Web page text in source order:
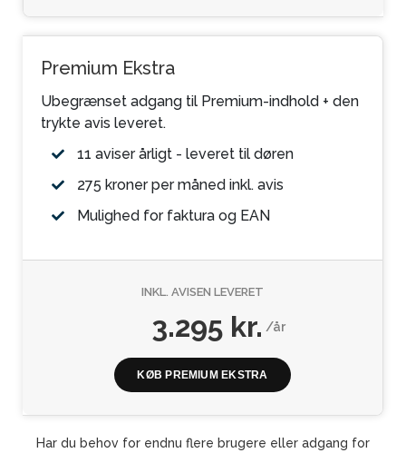
Premium Ekstra
Ubegrænset adgang til Premium-indhold + den
trykte avis leveret.
11 aviser årligt - leveret til døren
275 kroner per måned inkl. avis
Mulighed for faktura og EAN
INKL. AVISEN LEVERET
3.295 kr./år
KØB PREMIUM EKSTRA
Har du behov for endnu flere brugere eller adgang for